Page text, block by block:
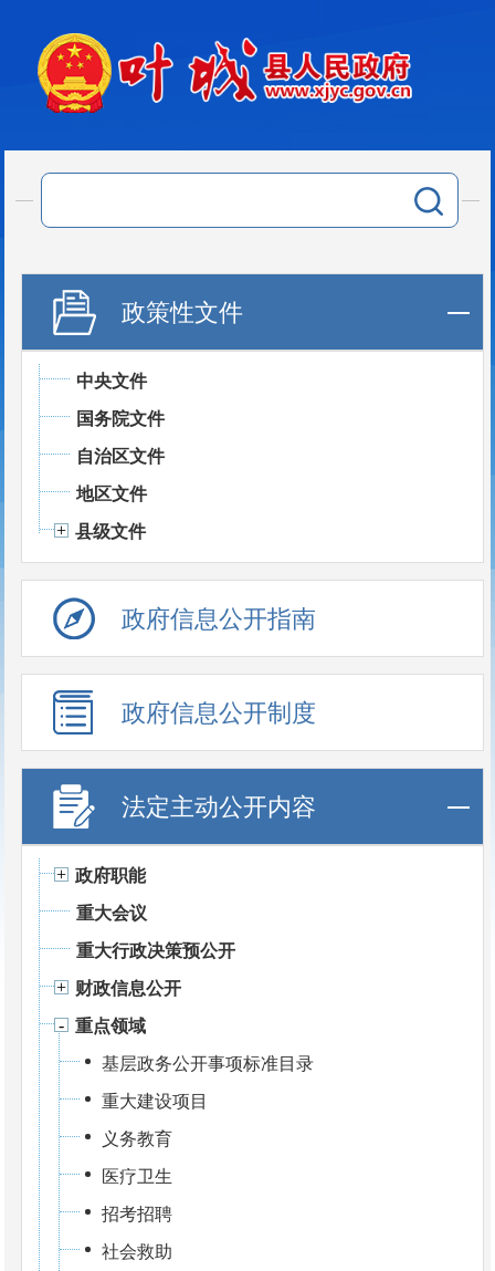
政策性文件
中央文件
国务院文件
自治区文件
地区文件
县级文件
政府信息公开指南
政府信息公开制度
法定主动公开内容
政府职能
重大会议
重大行政决策预公开
财政信息公开
重点领域
基层政务公开事项标准目录
重大建设项目
义务教育
医疗卫生
招考招聘
社会救助